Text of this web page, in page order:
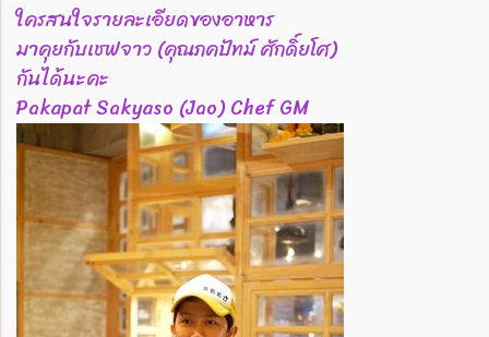
ใครสนใจรายละเอียดของอาหาร
มาคุยกับเชฟจาว (คุณภคปัทม์ ศักดิ์ยโศ)
กันได้นะคะ
Pakapat Sakyaso (Jao) Chef GM